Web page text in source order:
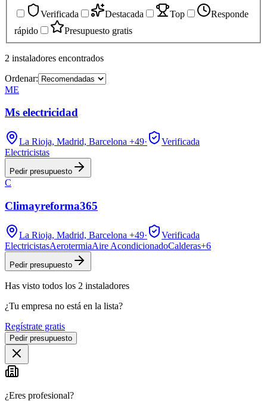
Verificada
Destacada Top
Responde
rápido
Presupuesto gratis
2 instaladores encontrados
Ordenar:
ME
Ms electricidad
La Rioja, Madrid, Barcelona +49·
Verificada
Electricistas
Pedir presupuesto
C
Climayreforma365
La Rioja, Madrid, Barcelona +49·
Verificada
ElectricistasAerotermiaAire AcondicionadoCalderas+6
Pedir presupuesto
Has visto todos los 2 instaladores
¿Tu empresa no está en la lista?
Regístrate gratis
Pedir presupuesto
¿Eres profesional?